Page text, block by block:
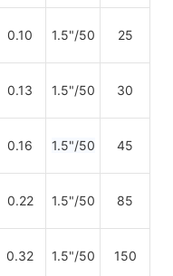
0.10 1.5"/50 25
0.13 1.5"/50 30
0.16 1.5"/50 45
0.22 1.5"/50 85
0.32 1.5"/50 150